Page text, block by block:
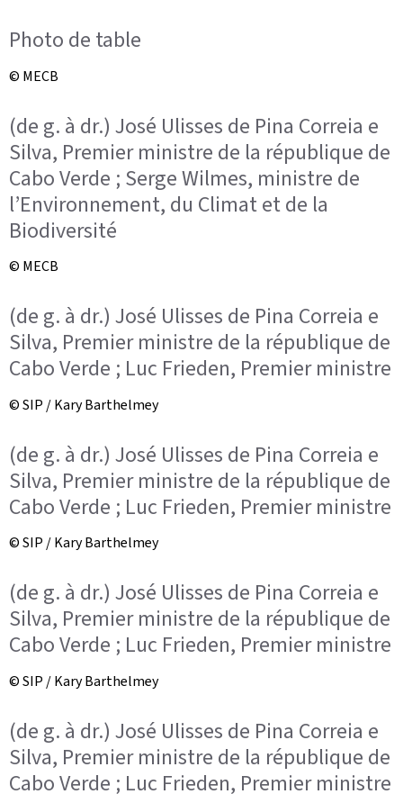
Photo de table
© MECB
(de g. à dr.) José Ulisses de Pina Correia e
Silva, Premier ministre de la république de
Cabo Verde ; Serge Wilmes, ministre de
l’Environnement, du Climat et de la
Biodiversité
© MECB
(de g. à dr.) José Ulisses de Pina Correia e
Silva, Premier ministre de la république de
Cabo Verde ; Luc Frieden, Premier ministre
© SIP / Kary Barthelmey
(de g. à dr.) José Ulisses de Pina Correia e
Silva, Premier ministre de la république de
Cabo Verde ; Luc Frieden, Premier ministre
© SIP / Kary Barthelmey
(de g. à dr.) José Ulisses de Pina Correia e
Silva, Premier ministre de la république de
Cabo Verde ; Luc Frieden, Premier ministre
© SIP / Kary Barthelmey
(de g. à dr.) José Ulisses de Pina Correia e
Silva, Premier ministre de la république de
Cabo Verde ; Luc Frieden, Premier ministre